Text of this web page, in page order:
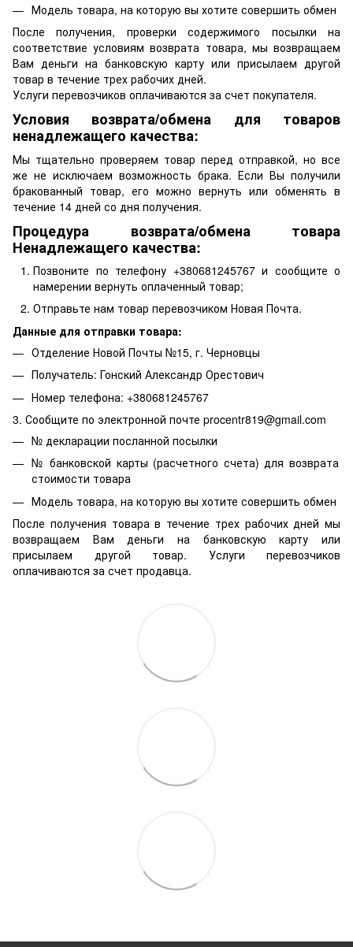
Модель товара, на которую вы хотите совершить обмен
После получения, проверки содержимого посылки на
соответствие условиям возврата товара, мы возвращаем
Вам деньги на банковскую карту или присылаем другой
товар в течение трех рабочих дней.
Услуги перевозчиков оплачиваются за счет покупателя.
Условия возврата/обмена для товаров
ненадлежащего качества:
Мы тщательно проверяем товар перед отправкой, но все
же не исключаем возможность брака. Если Вы получили
бракованный товар, его можно вернуть или обменять в
течение 14 дней со дня получения.
Процедура возврата/обмена товара
Ненадлежащего качества:
Позвоните по телефону +380681245767 и сообщите о
намерении вернуть оплаченный товар;
Отправьте нам товар перевозчиком Новая Почта.
Данные для отправки товара:
Отделение Новой Почты №15, г. Черновцы
Получатель: Гонский Александр Орестович
Номер телефона: +380681245767
3. Сообщите по электронной почте procentr819@gmail.com
№ декларации посланной посылки
№ банковской карты (расчетного счета) для возврата
стоимости товара
Модель товара, на которую вы хотите совершить обмен
После получения товара в течение трех рабочих дней мы
возвращаем Вам деньги на банковскую карту или
присылаем другой товар. Услуги перевозчиков
оплачиваются за счет продавца.